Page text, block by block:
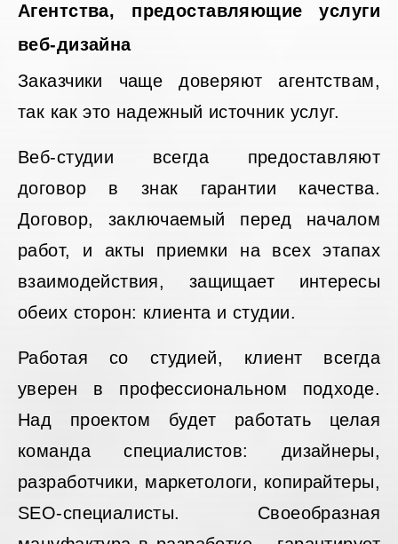
Агентства, предоставляющие услуги
веб-дизайна
Заказчики чаще доверяют агентствам,
так как это надежный источник услуг.
Веб-студии всегда предоставляют
договор в знак гарантии качества.
Договор, заключаемый перед началом
работ, и акты приемки на всех этапах
взаимодействия, защищает интересы
обеих сторон: клиента и студии.
Работая со студией, клиент всегда
уверен в профессиональном подходе.
Над проектом будет работать целая
команда специалистов: дизайнеры,
разработчики, маркетологи, копирайтеры,
SEO-специалисты. Своеобразная